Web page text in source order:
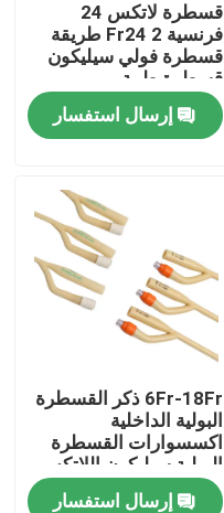
قسطرة لاتكس 24
فرنسية Fr24 2 طريقة
قسطرة فولي سيليكون
قسطرة طبية
إرسال استفسار
6Fr-18Fr ذكر القسطرة
البولية الداخلية
اكسسوارات القسطرة
البولية سيليكون اللاتكس
إرسال استفسار